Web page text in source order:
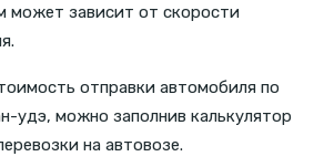
может зависит от скорости
отправки автомобиля по
удэ, можно заполнив калькулятор
на автовозе.